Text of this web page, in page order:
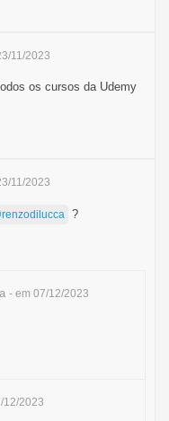
11/2023
os cursos da Udemy
11/2023
?
- em 07/12/2023
12/2023